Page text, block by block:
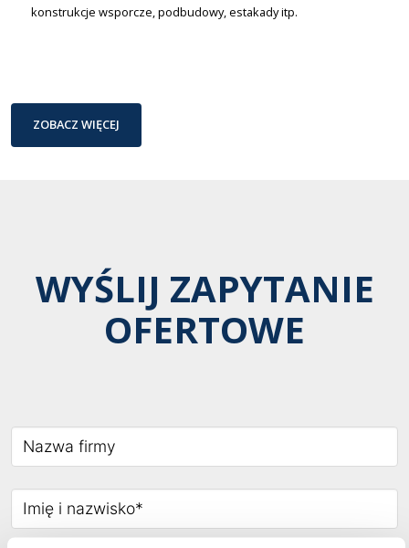
konstrukcje wsporcze, podbudowy, estakady itp.
ZOBACZ WIĘCEJ
WYŚLIJ ZAPYTANIE
OFERTOWE